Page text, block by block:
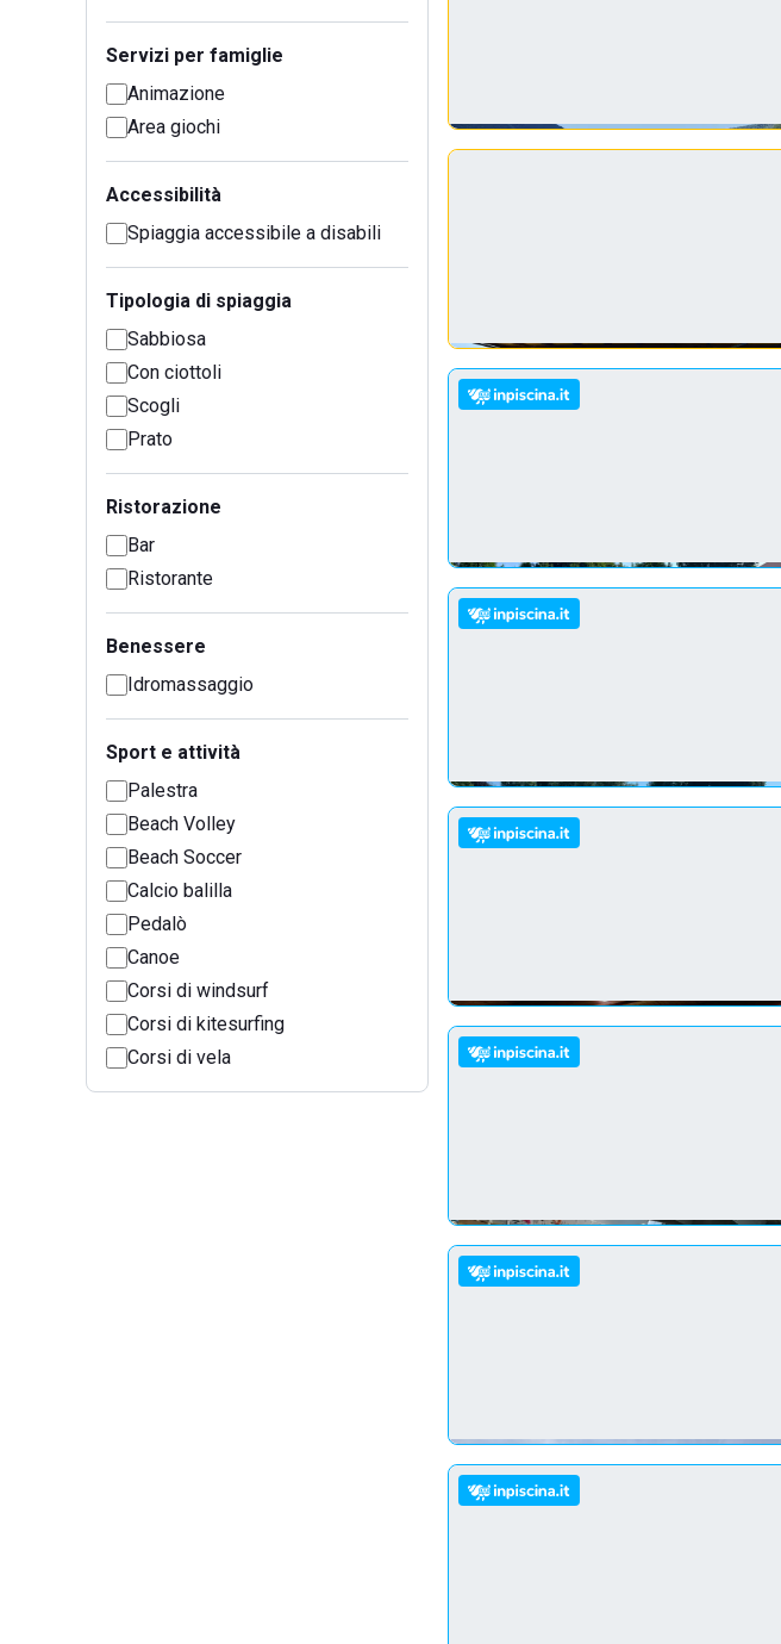
Servizi per famiglie
Animazione
Area giochi
Accessibilità
Spiaggia accessibile a disabili
Tipologia di spiaggia
Sabbiosa
Con ciottoli
Scogli
Prato
Ristorazione
Bar
Ristorante
Benessere
Idromassaggio
Sport e attività
Palestra
Beach Volley
Beach Soccer
Calcio balilla
Pedalò
Canoe
Corsi di windsurf
Corsi di kitesurfing
Corsi di vela